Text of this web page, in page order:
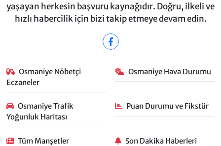
yaşayan herkesin başvuru kaynağıdır. Doğru, ilkeli ve
hızlı habercilik için bizi takip etmeye devam edin.
Osmaniye Nöbetçi
Eczaneler
Osmaniye Hava Durumu
Osmaniye Trafik
Yoğunluk Haritası
Puan Durumu ve Fikstür
Tüm Manşetler Son Dakika Haberleri